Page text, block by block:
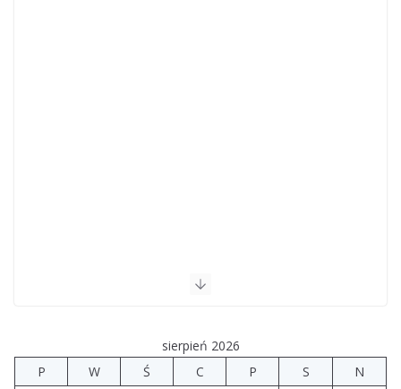
sierpień 2026
P
W Ś C P S
N